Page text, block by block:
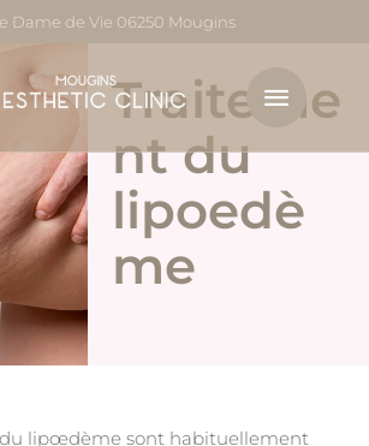
Dame de Vie 06250 Mougins
Traiteme
nt du
lipoedè
me
lipœdème sont habituellement